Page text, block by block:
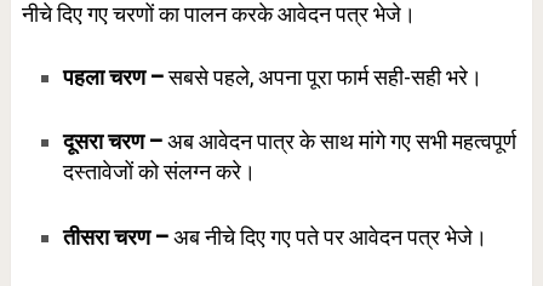
नीचे दिए गए चरणों का पालन करके आवेदन पत्र भेजे।
पहला चरण –सबसे पहले, अपना पूरा फार्म सही-सही भरे।
दूसरा चरण –अब आवेदन पात्र के साथ मांगे गए सभी महत्वपूर्ण
दस्तावेजों को संलग्न करे।
तीसरा चरण –अब नीचे दिए गए पते पर आवेदन पत्र भेजे।